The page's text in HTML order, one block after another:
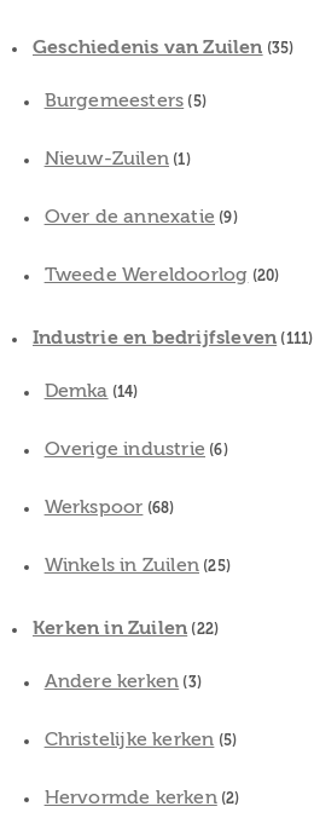
Geschiedenis van Zuilen (35)
Burgemeesters (5)
Nieuw-Zuilen (1)
Over de annexatie (9)
Tweede Wereldoorlog (20)
Industrie en bedrijfsleven (111)
Demka (14)
Overige industrie (6)
Werkspoor (68)
Winkels in Zuilen (25)
Kerken in Zuilen (22)
Andere kerken (3)
Christelijke kerken (5)
Hervormde kerken(2)